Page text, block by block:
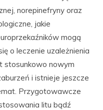
norepinefryny oraz
jakie
mogą
o leczenie uzależnienia
stosunkowo nowym
i istnieje jeszcze
Przygotowawcze
litu bądź